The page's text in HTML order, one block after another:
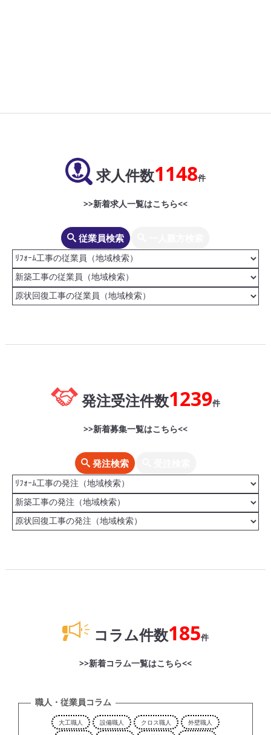
求人件数1148件
>>新着求人一覧はこちら<<
従業員検索
発注受注件数1239件
>>新着募集一覧はこちら<<
発注検索
コラム件数185件
>>新着コラム一覧はこちら<<
職人・従業員コラム
大工職人 設備職人 クロス職人
外壁職人